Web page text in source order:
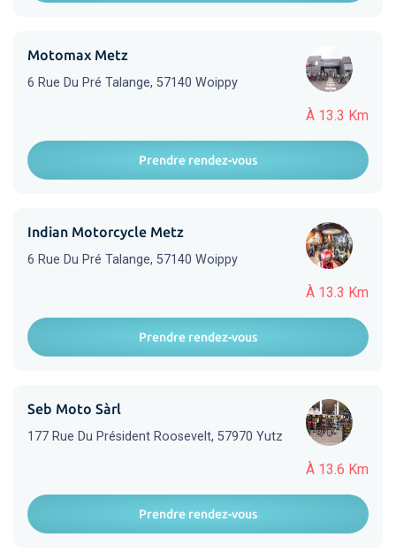
À 13.3 Km
Motomax Metz
6 Rue Du Pré Talange, 57140 Woippy
Prendre rendez-vous
À 13.3 Km
Indian Motorcycle Metz
6 Rue Du Pré Talange, 57140 Woippy
Prendre rendez-vous
À 13.6 Km
Seb Moto Sàrl
177 Rue Du Président Roosevelt, 57970 Yutz
Prendre rendez-vous